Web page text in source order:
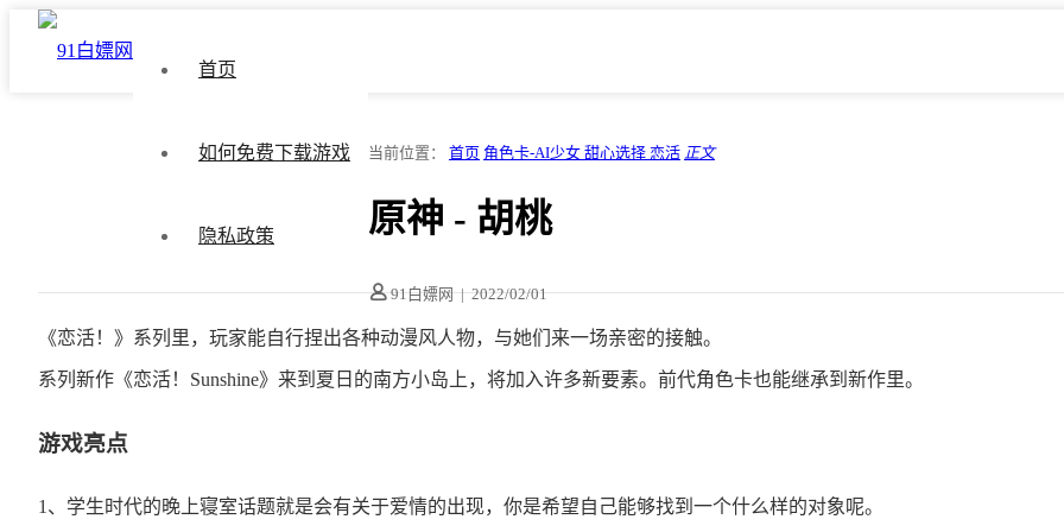
首页
如何免费下载游戏
隐私政策
当前位置： 首页 角色卡-AI少女 甜心选择 恋活 正文
原神 - 胡桃
91白嫖网 | 2022/02/01
《恋活！》系列里，玩家能自行捏出各种动漫风人物，与她们来一场亲密的接触。
系列新作《恋活！Sunshine》来到夏日的南方小岛上，将加入许多新要素。前代角色卡也能继承到新作里。
游戏亮点
1、学生时代的晚上寝室话题就是会有关于爱情的出现，你是希望自己能够找到一个什么样的对象呢。